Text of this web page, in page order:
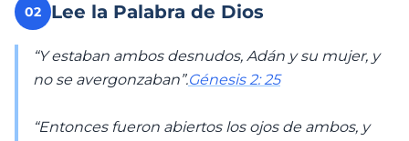
02 Lee la Palabra de Dios
“Y estaban ambos desnudos, Adán y su mujer, y
no se avergonzaban”.Génesis 2: 25
“Entonces fueron abiertos los ojos de ambos, y